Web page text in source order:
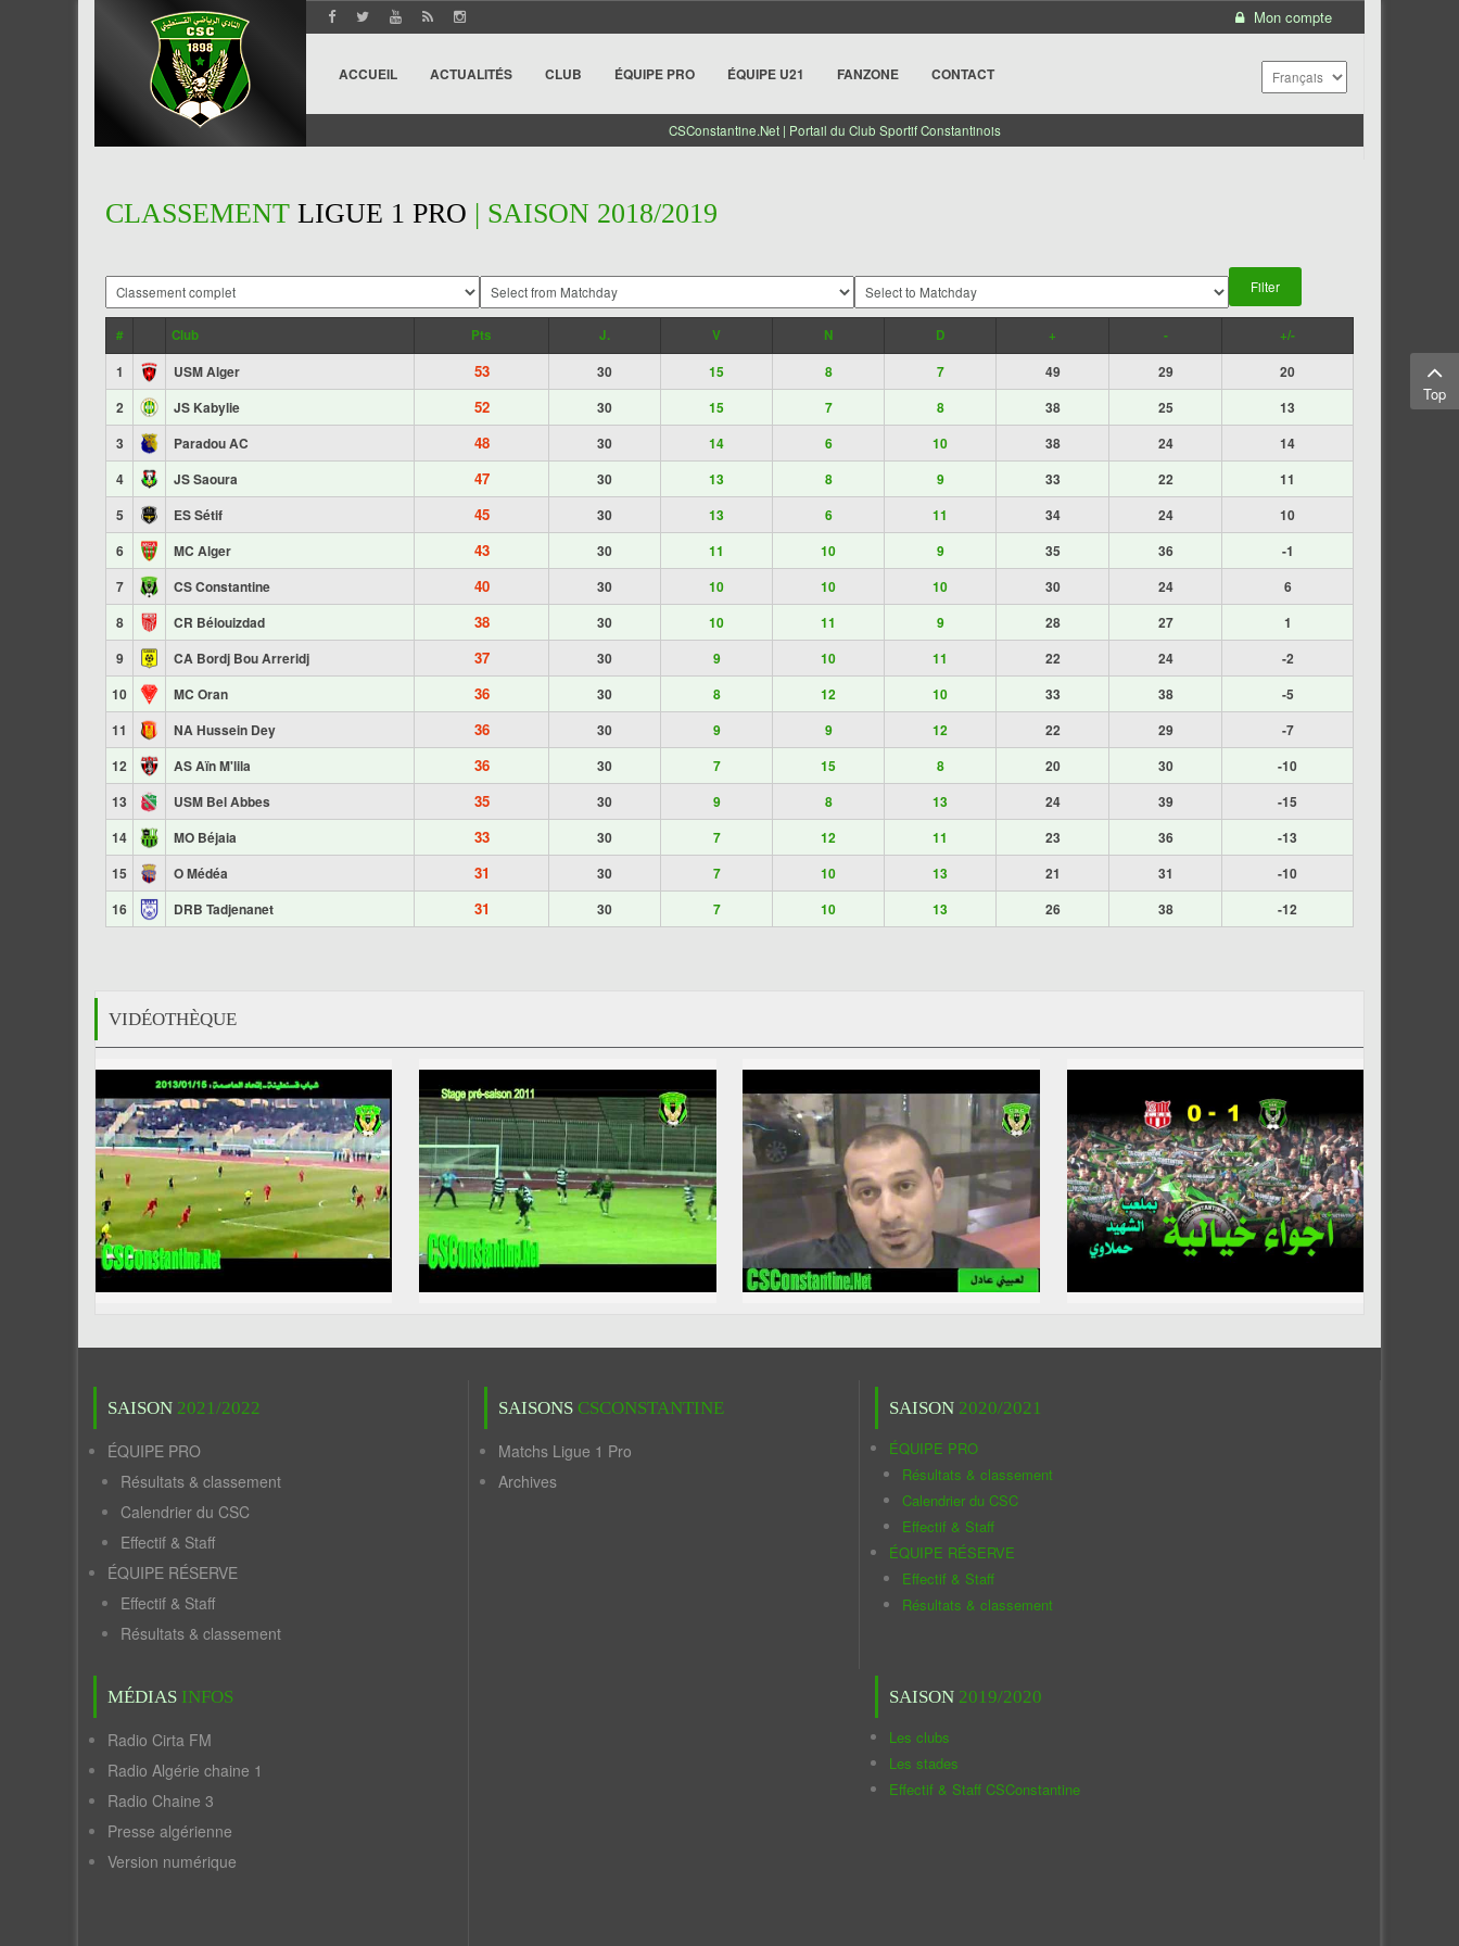
Mon compte
ACCUEIL ACTUALITÉS CLUB ÉQUIPE PRO ÉQUIPE U21 FANZONE CONTACT
CSConstantine.Net | Portail du Club Sportif Constantinois
CLASSEMENT LIGUE 1 PRO | SAISON 2018/2019
# Club Pts J. V N D + - +/-
1 USM Alger 53 30 15 8 7 49 29
20
2
JS Kabylie 52 30 15 7 8 38 25
13
3
Paradou AC 48 30 14 6 10 38 24
14
4
JS Saoura 47 30 13 8 9 33 22
11
5
ES Sétif 45 30 13 6 11 34 24
10
6
MC Alger 43 30 11 10 9 35 36
-1
7
CS Constantine 40 30 10 10 10 30 24
6
8
CR Bélouizdad 38 30 10 11 9 28 27
1
9
CA Bordj Bou Arreridj 37 30 9 10 11 22 24
-2
10
MC Oran 36 30 8 12 10 33 38
-5
11
NA Hussein Dey 36 30 9 9 12 22 29
-7
12
AS Aïn M'lila 36 30 7 15 8 20 30
-10
13
USM Bel Abbes 35 30 9 8 13 24 39
-15
14
MO Béjaia 33 30 7 12 11 23 36
-13
15
O Médéa 31 30 7 10 13 21 31
-10
16
DRB Tadjenanet 31 30 7 10 13 26 38 -12
VIDÉOTHÈQUE
SAISON 2021/2022
ÉQUIPE PRO
Résultats & classement
Calendrier du CSC
Effectif & Staff
ÉQUIPE RÉSERVE
Effectif & Staff
Résultats & classement
MÉDIAS INFOS
Radio Cirta FM
Radio Algérie chaine 1
Radio Chaine 3
Presse algérienne
Version numérique
SAISONS CSCONSTANTINE
Matchs Ligue 1 Pro
Archives
SAISON 2020/2021
ÉQUIPE PRO
Résultats & classement
Calendrier du CSC
Effectif & Staff
ÉQUIPE RÉSERVE
Effectif & Staff
Résultats & classement
SAISON 2019/2020
Les clubs
Les stades
Effectif & Staff CSConstantine
Top